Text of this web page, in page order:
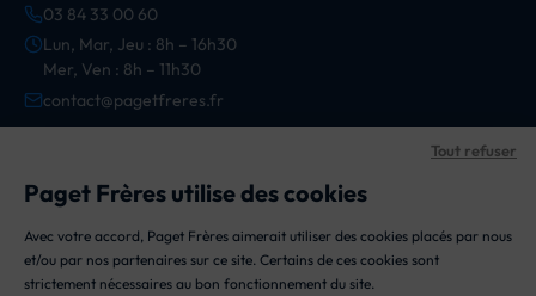
Paget Frères utilise des cookies
Avec votre accord, Paget Frères aimerait utiliser des cookies placés par nous
et/ou par nos partenaires sur ce site. Certains de ces cookies sont
strictement nécessaires au bon fonctionnement du site.
Tout refuser
03 84 33 00 60
Lun, Mar, Jeu : 8h – 16h30
Mer, Ven : 8h – 11h30
contact@pagetfreres.fr
CATÉGORIES
Appareils
Composants
INFORMATIONS
Mention Légales